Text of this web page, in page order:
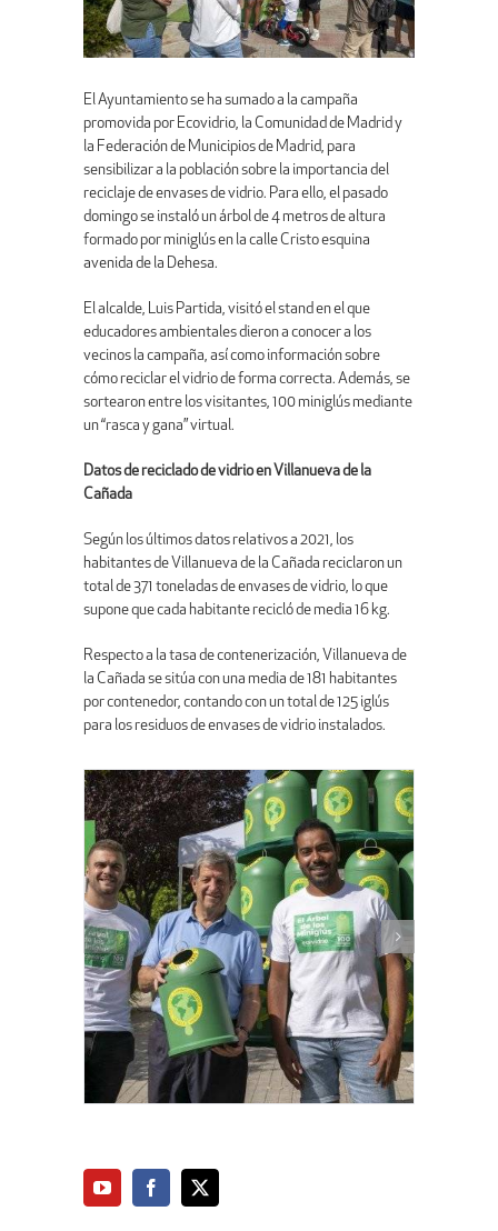
El Ayuntamiento se ha sumado a la campaña
promovida por Ecovidrio, la Comunidad de Madrid y
la Federación de Municipios de Madrid, para
sensibilizar a la población sobre la importancia del
reciclaje de envases de vidrio. Para ello, el pasado
domingo se instaló un árbol de 4 metros de altura
formado por miniglús en la calle Cristo esquina
avenida de la Dehesa.
El alcalde, Luis Partida, visitó el stand en el que
educadores ambientales dieron a conocer a los
vecinos la campaña, así como información sobre
cómo reciclar el vidrio de forma correcta. Además, se
sortearon entre los visitantes, 100 miniglús mediante
un “rasca y gana” virtual.
Datos de reciclado de vidrio en Villanueva de la
Cañada
Según los últimos datos relativos a 2021, los
habitantes de Villanueva de la Cañada reciclaron un
total de 371 toneladas de envases de vidrio, lo que
supone que cada habitante recicló de media 16 kg.
Respecto a la tasa de contenerización, Villanueva de
la Cañada se sitúa con una media de 181 habitantes
por contenedor, contando con un total de 125 iglús
para los residuos de envases de vidrio instalados.